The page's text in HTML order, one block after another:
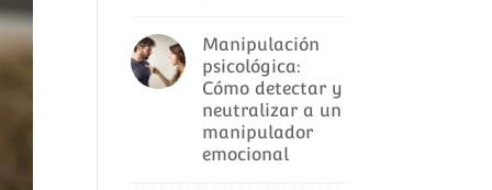
Manipulación
psicológica:
Cómo detectar y
neutralizar a un
manipulador
emocional